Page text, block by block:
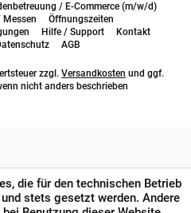
/ E-Commerce (m/w/d)
Messen
Öffnungszeiten
Hilfe / Support
Kontakt
AGB
zzgl. Versandkosten und ggf.
nicht anders beschrieben
die für den technischen Betrieb
stets gesetzt werden. Andere